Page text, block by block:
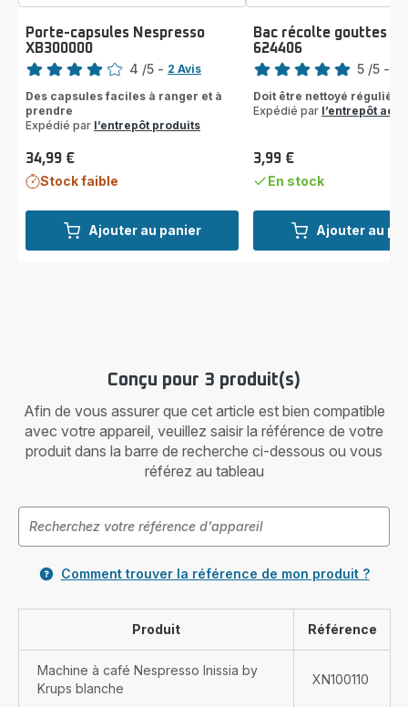
Ajouter au panier
Porte-capsules Nespresso
XB300000
Note
4
étoiles
4 /5 - 2 Avis
Des capsules faciles à ranger et à
prendre
Expédié par l’entrepôt produits
Prix
34,99 €
Stock faible
Ajouter au
Bac récolte gouttes
624406
Note
5
étoiles
5 /5 -
Doit être nettoyé
Expédié par l’entrepôt
Prix
3,99 €
En stock
Conçu pour 3 produit(s)
Afin de vous assurer que cet article est bien compatible
avec votre appareil, veuillez saisir la référence de votre
produit dans la barre de recherche ci-dessous ou vous
référez au tableau
Comment trouver la référence de mon produit ?
Produit Référence
Machine à café Nespresso Inissia by
Krups blanche
XN100110